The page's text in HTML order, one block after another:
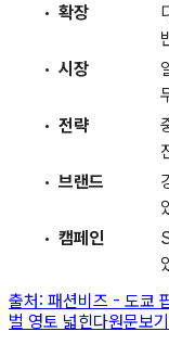
확장
시장
전략
브랜드
캠페인
출처: 패션비즈 - 도쿄
벌 영토 넓힌다원문보기